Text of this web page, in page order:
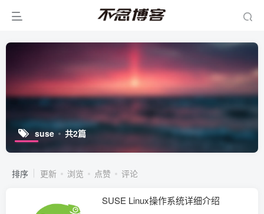
suse 共2篇
排序 更新 浏览 点赞 评论
SUSE Linux操作系统详细介绍